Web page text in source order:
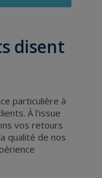
disent
particulière à
À l'issue
vos retours
qualité de nos